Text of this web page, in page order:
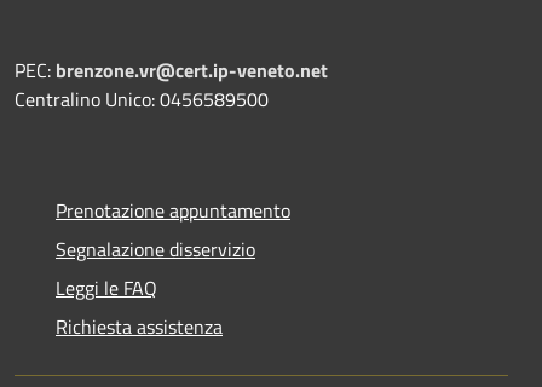
PEC: brenzone.vr@cert.ip-veneto.net
Centralino Unico: 0456589500
Prenotazione appuntamento
Segnalazione disservizio
Leggi le FAQ
Richiesta assistenza